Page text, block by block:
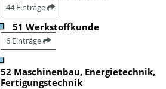
44 Einträge
51 Werkstoffkunde
6 Einträge
52 Maschinenbau, Energietechnik,
Fertigungstechnik